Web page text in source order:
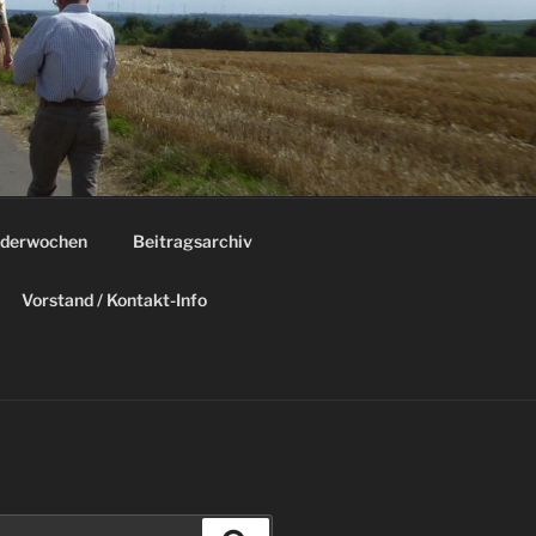
Beitragsarchiv
Vorstand / Kontakt-Info